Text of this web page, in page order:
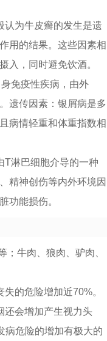
认为牛皮癣的发生是遗
用的结果。这些因素相
入，同时避免饮酒。
免疫性疾病，由外
遗传因素：银屑病是多
病情轻重和体重指数相
T淋巴细胞介导的一种
精神创伤等内外环境因
功能损伤。
牛肉、狼肉、驴肉、
的危险增加近70%。
还会增加产生视力头
病危险的增加有极大的